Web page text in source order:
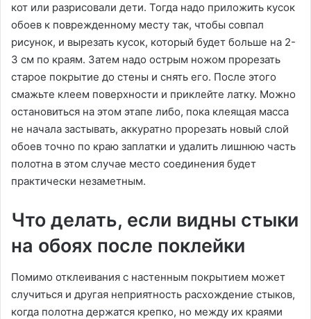
кот или разрисовали дети. Тогда надо приложить кусок
обоев к поврежденному месту так, чтобы совпал
рисунок, и вырезать кусок, который будет больше на 2-
3 см по краям. Затем надо острым ножом прорезать
старое покрытие до стены и снять его. После этого
смажьте клеем поверхности и приклейте латку. Можно
остановиться на этом этапе либо, пока клеящая масса
не начала застывать, аккуратно прорезать новый слой
обоев точно по краю заплатки и удалить лишнюю часть
полотна в этом случае место соединения будет
практически незаметным.
Что делать, если видны стыки
на обоях после поклейки
Помимо отклеивания с настенным покрытием может
случиться и другая неприятность расхождение стыков,
когда полотна держатся крепко, но между их краями